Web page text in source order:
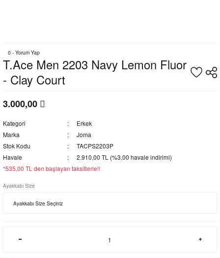
0 - Yorum Yap
T.Ace Men 2203 Navy Lemon Fluor
- Clay Court
3.000,00
Kategori
Erkek
Marka
Joma
Stok Kodu
TACPS2203P
Havale
2.910,00 TL (%3,00 havale indirimi)
*535,00 TL den başlayan taksitlerle!!
Ayakkabı Size